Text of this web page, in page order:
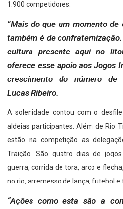
1.900 competidores.
“Mais do que um momento
também é de
cultura presente aqui no
oferece esse apoio aos Jogos
crescimento do número de
Lucas Ribeiro.
A solenidade contou com o
aldeias participantes. Além de Rio
estão na competição as
Traição. São quatro dias de
guerra, corrida de tora, arco e
no rio, arremesso de lança, futebol e
“Ações como esta são a